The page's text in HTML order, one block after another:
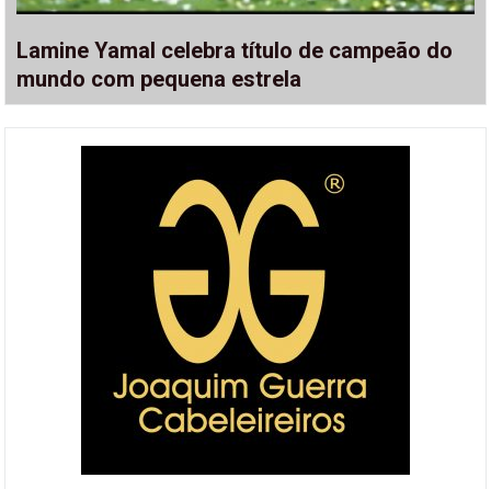
Lamine Yamal celebra título de campeão do
mundo com pequena estrela